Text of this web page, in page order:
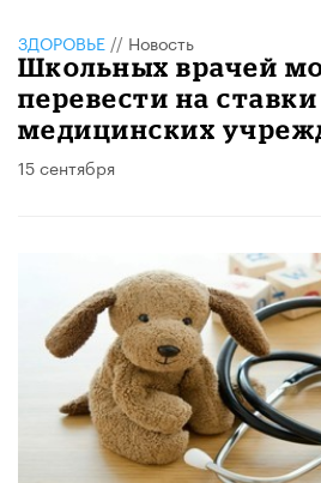
ЗДОРОВЬЕ // Новость
Школьных врачей
перевести на ставки
медицинских
15 сентября